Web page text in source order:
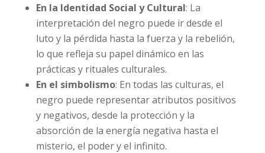
En la Identidad Social y Cultural: La
interpretación del negro puede ir desde el
luto y la pérdida hasta la fuerza y la rebelión,
lo que refleja su papel dinámico en las
prácticas y rituales culturales.
En el simbolismo: En todas las culturas, el
negro puede representar atributos positivos
y negativos, desde la protección y la
absorción de la energía negativa hasta el
misterio, el poder y el infinito.